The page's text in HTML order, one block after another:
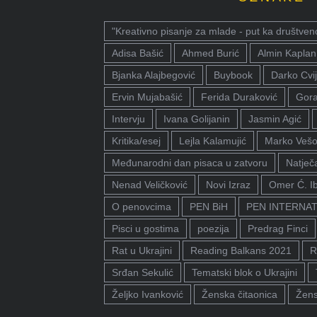
"Kreativno pisanje za mlade - put ka
Adisa Bašić
Ahmed Burić Almin Kaplan
Bjanka Alajbegović
Buybook Darko
Ervin Mujabašić
Ferida Duraković
Intervju
Ivana Golijanin Jasmin Agić
Kritika/esej
Lejla Kalamujić Marko
Međunarodni dan pisaca u zatvoru
Nenad Veličković
Novi Izraz
Omer Ć.
O penovcima
PEN BiH
PEN
Pisci u gostima
poezija Predrag Finci
Rat u Ukrajini
Reading Balkans 2021
Srđan Sekulić
Tematski blok o Ukrajini
Željko Ivanković
Ženska čitaonica